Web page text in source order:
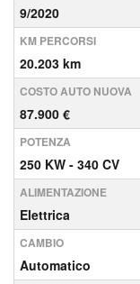
9/2020
KM PERCORSI
20.203 km
COSTO AUTO NUOVA
87.900 €
POTENZA
250 KW - 340 CV
ALIMENTAZIONE
Elettrica
CAMBIO
Automatico